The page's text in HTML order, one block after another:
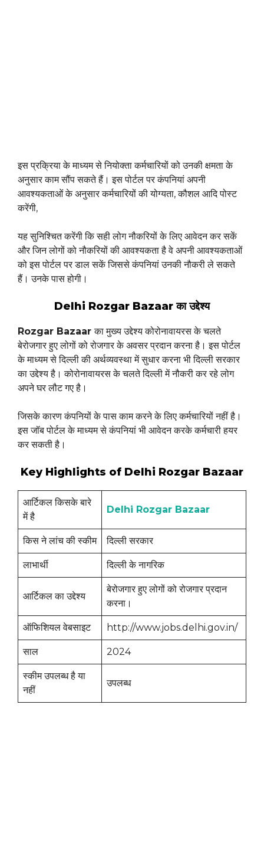
इस प्रक्रिया के माध्यम से नियोक्ता कर्मचारियों को उनकी क्षमता के
अनुसार काम सौंप सकते हैं। इस पोर्टल पर कंपनियां अपनी
आवश्यकताओं के अनुसार कर्मचारियों की योग्यता, कौशल आदि पोस्ट
करेंगी,
यह सुनिश्चित करेंगी कि सही लोग नौकरियों के लिए आवेदन कर सकें
और जिन लोगों को नौकरियों की आवश्यकता है वे अपनी आवश्यकताओं
को इस पोर्टल पर डाल सकें जिससे कंपनियां उनकी नौकरी ले सकते
हैं। उनके पास होगी।
Delhi Rozgar Bazaar का उद्देश्य
Rozgar Bazaarका मुख्य उद्देश्य कोरोनावायरस के चलते
बेरोजगार हुए लोगों को रोजगार के अवसर प्रदान करना है। इस पोर्टल
के माध्यम से दिल्ली की अर्थव्यवस्था में सुधार करना भी दिल्ली सरकार
का उद्देश्य है। कोरोनावायरस के चलते दिल्ली में नौकरी कर रहे लोग
अपने घर लौट गए है।
जिसके कारण कंपनियों के पास काम करने के लिए कर्मचारियों नहीं है।
इस जॉब पोर्टल के माध्यम से कंपनियां भी आवेदन करके कर्मचारी हयर
कर सकती है।
Key Highlights of Delhi Rozgar Bazaar
आर्टिकल किसके बारे
में है
Delhi Rozgar Bazaar
किस ने लांच की स्कीम दिल्ली सरकार
लाभार्थी दिल्ली के नागरिक
आर्टिकल का उद्देश्य
बेरोजगार हुए लोगों को रोजगार प्रदान
करना।
ऑफिशियल वेबसाइट http://www.jobs.delhi.gov.in/
साल 2024
स्कीम उपलब्ध है या
नहीं
उपलब्ध